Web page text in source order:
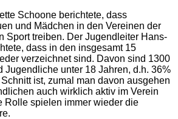
Schoone berichtete, dass
und Mädchen in den Vereinen der
Sport treiben. Der Jugendleiter Hans-
dass in den insgesamt 15
verzeichnet sind. Davon sind 1300
Jugendliche unter 18 Jahren, d.h. 36%
ist, zumal man davon ausgehen
auch wirklich aktiv im Verein
Rolle spielen immer wieder die